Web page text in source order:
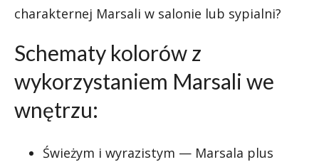
charakternej Marsali w salonie lub sypialni?
Schematy kolorów z
wykorzystaniem Marsali we
wnętrzu:
Świeżym i wyrazistym — Marsala plus